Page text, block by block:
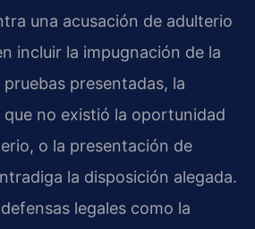
una acusación de adulterio
incluir la impugnación de la
presentadas, la
no existió la oportunidad
o la presentación de
la disposición alegada.
legales como la